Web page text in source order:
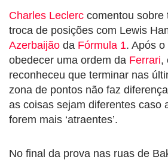
Charles Leclerc comentou sobre
troca de posições com Lewis
Azerbaijão da Fórmula 1. Após
obedecer uma ordem da Ferrari,
reconheceu que terminar nas
zona de pontos não faz
as coisas sejam diferentes caso
forem mais ‘atraentes’.
No final da prova nas ruas de